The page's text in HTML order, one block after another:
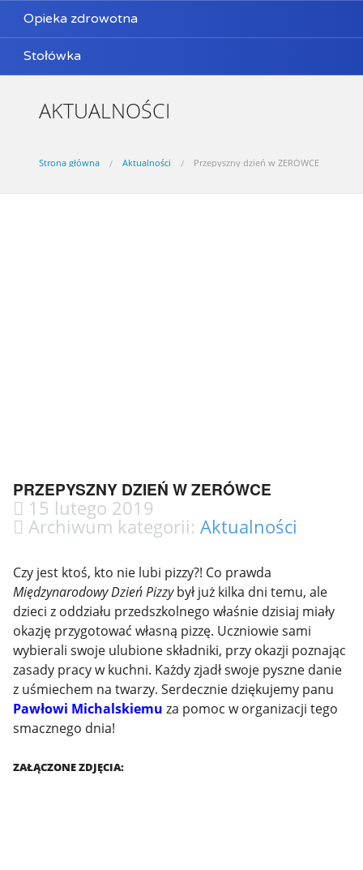
Opieka zdrowotna
Stołówka
AKTUALNOŚCI
Strona główna Aktualności Przepyszny dzień w ZERÓWCE
PRZEPYSZNY DZIEŃ W ZERÓWCE
15 lutego 2019
Archiwum kategorii: Aktualności
Czy jest ktoś, kto nie lubi pizzy?! Co prawda
Międzynarodowy Dzień Pizzybył już kilka dni temu, ale
dzieci z oddziału przedszkolnego właśnie dzisiaj miały
okazję przygotować własną pizzę. Uczniowie sami
wybierali swoje ulubione składniki, przy okazji poznając
zasady pracy w kuchni. Każdy zjadł swoje pyszne danie
z uśmiechem na twarzy. Serdecznie dziękujemy panu
Pawłowi Michalskiemu za pomoc w organizacji tego
smacznego dnia!
ZAŁĄCZONE ZDJĘCIA: